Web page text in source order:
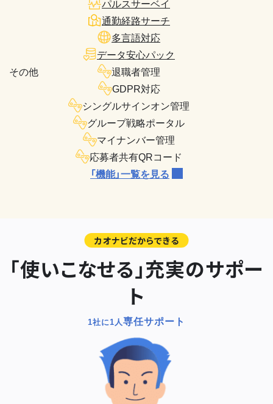
その他
パルスサーベイ
通勤経路サーチ
多言語対応
データ安心パック
退職者管理
GDPR対応
シングルサインオン管理
グループ戦略ポータル
マイナンバー管理
応募者共有QRコード
「機能」一覧を見る
カオナビだからできる
「使いこなせる」充実のサポー
ト
1社に1人専任サポート